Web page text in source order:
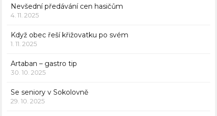
Nevšední předávání cen hasičům
4. 11. 2025
Když obec řeší křižovatku po svém
1. 11. 2025
Artaban – gastro tip
30. 10. 2025
Se seniory v Sokolovně
29. 10. 2025